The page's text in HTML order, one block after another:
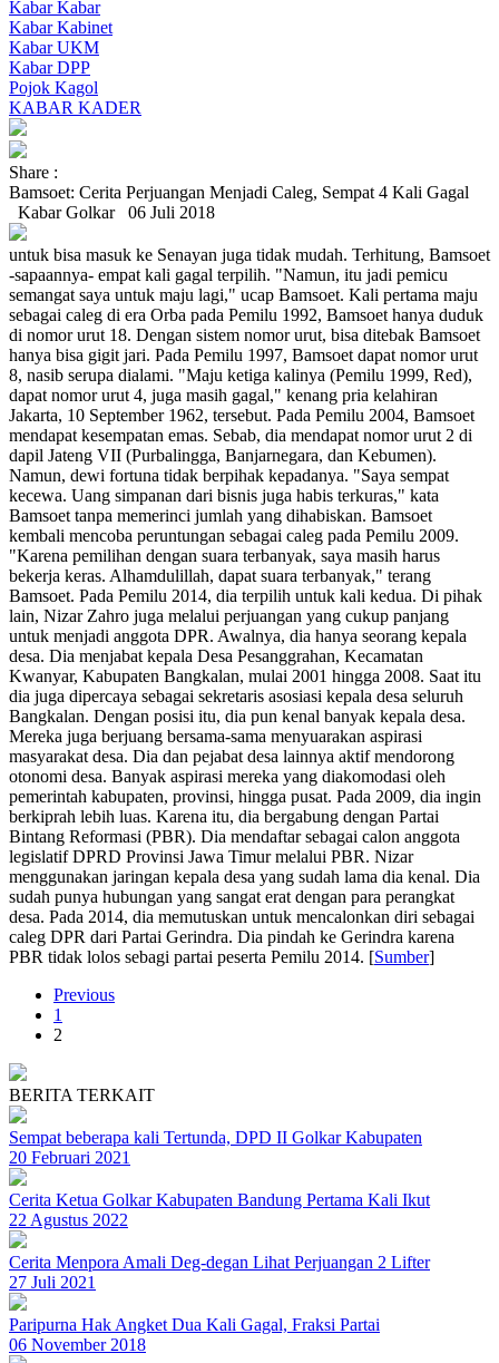
Kabar Kabar
Kabar Kabinet
Kabar UKM
Kabar DPP
Pojok Kagol
KABAR KADER
Share :
Bamsoet: Cerita Perjuangan Menjadi Caleg, Sempat 4 Kali Gagal
Kabar Golkar
06 Juli 2018
untuk bisa masuk ke Senayan juga tidak mudah. Terhitung, Bamsoet
-sapaannya- empat kali gagal terpilih. "Namun, itu jadi pemicu
semangat saya untuk maju lagi," ucap Bamsoet. Kali pertama maju
sebagai caleg di era Orba pada Pemilu 1992, Bamsoet hanya duduk
di nomor urut 18. Dengan sistem nomor urut, bisa ditebak Bamsoet
hanya bisa gigit jari. Pada Pemilu 1997, Bamsoet dapat nomor urut
8, nasib serupa dialami. "Maju ketiga kalinya (Pemilu 1999, Red),
dapat nomor urut 4, juga masih gagal," kenang pria kelahiran
Jakarta, 10 September 1962, tersebut. Pada Pemilu 2004, Bamsoet
mendapat kesempatan emas. Sebab, dia mendapat nomor urut 2 di
dapil Jateng VII (Purbalingga, Banjarnegara, dan Kebumen).
Namun, dewi fortuna tidak berpihak kepadanya. "Saya sempat
kecewa. Uang simpanan dari bisnis juga habis terkuras," kata
Bamsoet tanpa memerinci jumlah yang dihabiskan. Bamsoet
kembali mencoba peruntungan sebagai caleg pada Pemilu 2009.
"Karena pemilihan dengan suara terbanyak, saya masih harus
bekerja keras. Alhamdulillah, dapat suara terbanyak," terang
Bamsoet. Pada Pemilu 2014, dia terpilih untuk kali kedua. Di pihak
lain, Nizar Zahro juga melalui perjuangan yang cukup panjang
untuk menjadi anggota DPR. Awalnya, dia hanya seorang kepala
desa. Dia menjabat kepala Desa Pesanggrahan, Kecamatan
Kwanyar, Kabupaten Bangkalan, mulai 2001 hingga 2008. Saat itu
dia juga dipercaya sebagai sekretaris asosiasi kepala desa seluruh
Bangkalan. Dengan posisi itu, dia pun kenal banyak kepala desa.
Mereka juga berjuang bersama-sama menyuarakan aspirasi
masyarakat desa. Dia dan pejabat desa lainnya aktif mendorong
otonomi desa. Banyak aspirasi mereka yang diakomodasi oleh
pemerintah kabupaten, provinsi, hingga pusat. Pada 2009, dia ingin
berkiprah lebih luas. Karena itu, dia bergabung dengan Partai
Bintang Reformasi (PBR). Dia mendaftar sebagai calon anggota
legislatif DPRD Provinsi Jawa Timur melalui PBR. Nizar
menggunakan jaringan kepala desa yang sudah lama dia kenal. Dia
sudah punya hubungan yang sangat erat dengan para perangkat
desa. Pada 2014, dia memutuskan untuk mencalonkan diri sebagai
caleg DPR dari Partai Gerindra. Dia pindah ke Gerindra karena
PBR tidak lolos sebagi partai peserta Pemilu 2014. [Sumber]
Previous
1
2
BERITA TERKAIT
Sempat beberapa kali Tertunda, DPD II Golkar Kabupaten
20 Februari 2021
Cerita Ketua Golkar Kabupaten Bandung Pertama Kali Ikut
22 Agustus 2022
Cerita Menpora Amali Deg-degan Lihat Perjuangan 2 Lifter
27 Juli 2021
Paripurna Hak Angket Dua Kali Gagal, Fraksi Partai
06 November 2018